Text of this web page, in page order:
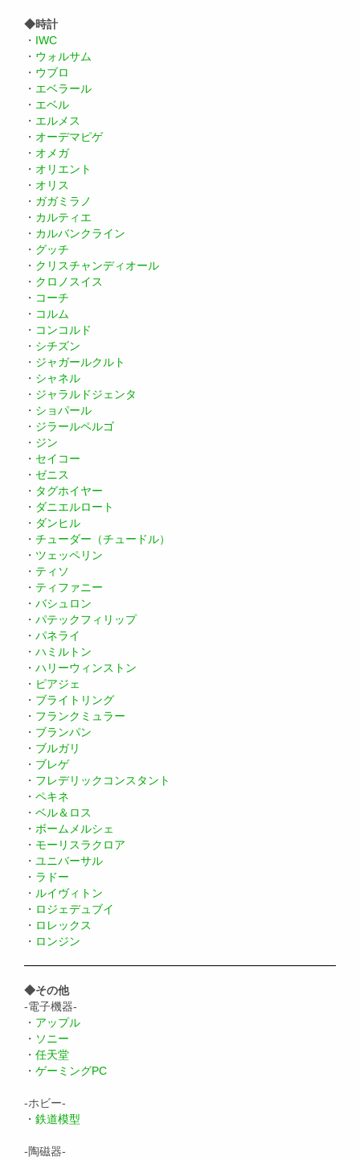
◆時計
・ IWC
・ ウォルサム
・ ウブロ
・ エベラール
・ エベル
・ エルメス
・ オーデマピゲ
・ オメガ
・ オリエント
・ オリス
・ ガガミラノ
・ カルティエ
・ カルバンクライン
・ グッチ
・ クリスチャンディオール
・ クロノスイス
・ コーチ
・ コルム
・ コンコルド
・ シチズン
・ ジャガールクルト
・ シャネル
・ ジャラルドジェンタ
・ ショパール
・ ジラールペルゴ
・ ジン
・ セイコー
・ ゼニス
・ タグホイヤー
・ ダニエルロート
・ ダンヒル
・ チューダー（チュードル）
・ ツェッペリン
・ ティソ
・ ティファニー
・ バシュロン
・ パテックフィリップ
・ パネライ
・ ハミルトン
・ ハリーウィンストン
・ ピアジェ
・ ブライトリング
・ フランクミュラー
・ ブランパン
・ ブルガリ
・ ブレゲ
・ フレデリックコンスタント
・ ペキネ
・ ベル＆ロス
・ ボームメルシェ
・ モーリスラクロア
・ ユニバーサル
・ ラドー
・ ルイヴィトン
・ ロジェデュブイ
・ ロレックス
・ ロンジン
◆その他
-電子機器-
・ アップル
・ ソニー
・ 任天堂
・ ゲーミングPC
-ホビー-
・ 鉄道模型
-陶磁器-